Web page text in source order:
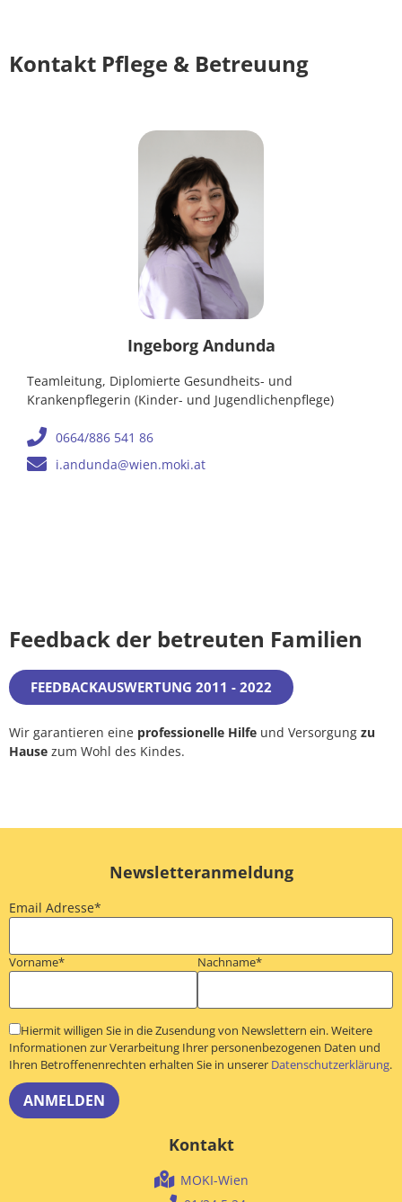
Kontakt Pflege & Betreuung
Ingeborg Andunda
Teamleitung, Diplomierte Gesundheits- und
Krankenpflegerin (Kinder- und Jugendlichenpflege)
0664/886 541 86
i.andunda@wien.moki.at
Feedback der betreuten Familien
FEEDBACKAUSWERTUNG 2011 - 2022
Wir garantieren eine professionelle Hilfe und Versorgung zu
Hause zum Wohl des Kindes.
Newsletteranmeldung
Email Adresse*
Vorname* Nachname*
Hiermit willigen Sie in die Zusendung von Newslettern ein. Weitere
Informationen zur Verarbeitung Ihrer personenbezogenen Daten und
Ihren Betroffenenrechten erhalten Sie in unserer Datenschutzerklärung.
Kontakt
MOKI-Wien